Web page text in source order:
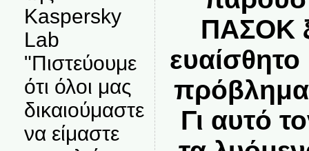
Kaspersky
Lab
"Πιστεύουμε
ότι όλοι μας
δικαιούμαστε
να είμαστε
ΠΑΣΟΚ
ευαίσθητο
Γι αυτό